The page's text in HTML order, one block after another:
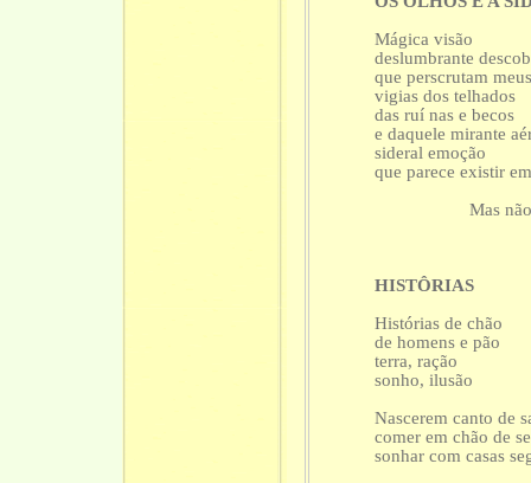
Mágica visão
deslumbrante
que perscrutam
vigias dos telhados
das ruí nas e becos
e daquele mirante
sideral emoção
que parece existir
Mas
HISTÔRIAS
Histórias de chão
de homens e pão
terra, ração
sonho, ilusão
Nascerem canto de
comer em chão de
sonhar com casas